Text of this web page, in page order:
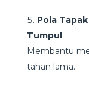
Pola
Tumpul
Membantu
tahan lama.